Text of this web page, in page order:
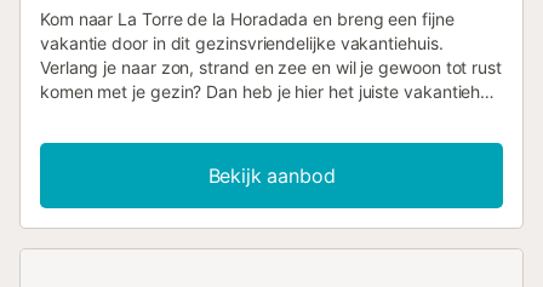
Kom naar La Torre de la Horadada en breng een fijne
vakantie door in dit gezinsvriendelijke vakantiehuis.
Verlang je naar zon, strand en zee en wil je gewoon tot rust
komen met je gezin? Dan heb je hier het juiste vakantiehuis
inrichting in dit uitnodigende huis. Degelijke houten
meubels en lichte kleuren geven het huis een fijne sfeer
waarin je je thuis kunt voelen. Maar je kunt je ook
verheugen op de grote tuin, met zwembad en veel ruimte.
Bekijk aanbod